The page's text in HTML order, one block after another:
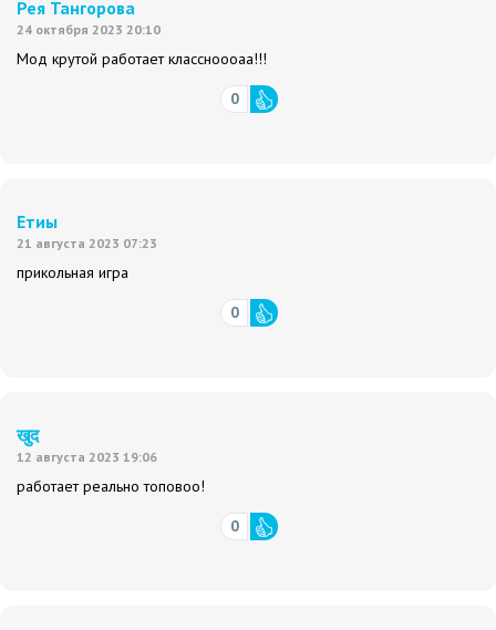
Рея Тангорова
24 октября 2023 20:10
Мод крутой работает классноооаа!!!
0
Етиы
21 августа 2023 07:23
прикольная игра
0
खुद
12 августа 2023 19:06
работает реально топовоо!
0